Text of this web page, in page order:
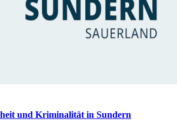
und Kriminalität in Sundern